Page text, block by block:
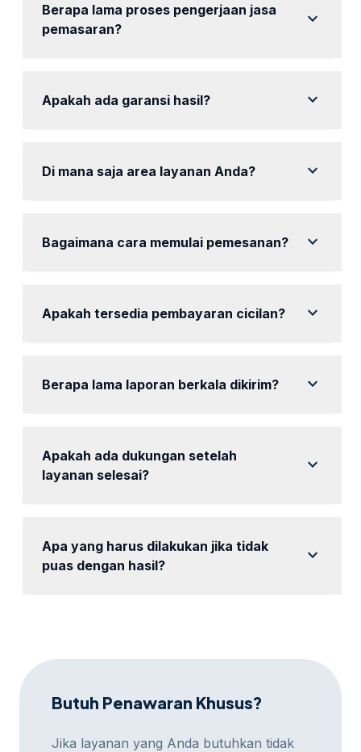
Berapa lama proses pengerjaan jasa
pemasaran?
expand_more
Apakah ada garansi hasil? expand_more
Di mana saja area layanan Anda? expand_more
Bagaimana cara memulai pemesanan? expand_more
Apakah tersedia pembayaran cicilan? expand_more
Berapa lama laporan berkala dikirim? expand_more
Apakah ada dukungan setelah
layanan selesai?
expand_more
Apa yang harus dilakukan jika tidak
puas dengan hasil?
expand_more
Butuh Penawaran Khusus?
Jika layanan yang Anda butuhkan tidak